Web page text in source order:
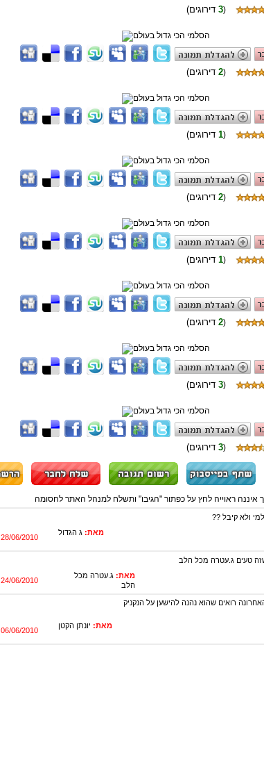
3)
2)
1)
2)
1)
2)
3)
3)
ראוייה לחץ על כפתור "הגיבו" ותשלח למנהל האתר לחסומה
ולא קיבל ??
28/06/2010
מאת: ג הגדול
שזה טעים ג.עטרה מכל הלב
24/06/2010
מאת: ג.עטרה מכל
הלב
רואים שהוא נהנה להישען על הנקניק
06/06/2010
מאת: יונתן הקטן